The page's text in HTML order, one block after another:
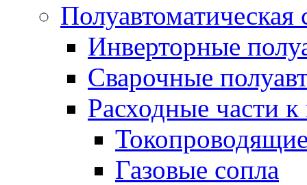
Инверторные
Сварочные
Расходные части
Газовые сопла